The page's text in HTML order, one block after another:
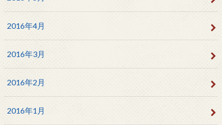
2016年4月
2016年3月
2016年2月
2016年1月